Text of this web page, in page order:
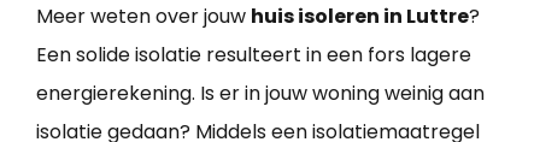
Meer weten over jouw huis isoleren in Luttre?
Een solide isolatie resulteert in een fors lagere
energierekening. Is er in jouw woning weinig aan
isolatie gedaan? Middels een isolatiemaatregel